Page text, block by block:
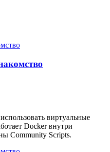
виртуальные
Docker внутри
Community Scripts.